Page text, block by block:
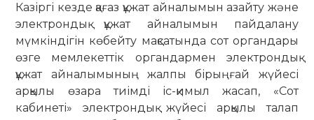
Казіргі кезде қағаз құжат айналымын азайту және
электрондық құжат айналымын пайдалану
мүмкіндігін көбейту мақсатында сот органдары
өзге мемлекеттік органдармен электрондық
құжат айналымының жалпы бірыңғай жүйесі
арқылы өзара тиімді іс-қимыл жасап, «Сот
кабинеті» электрондық жүйесі арқылы талап